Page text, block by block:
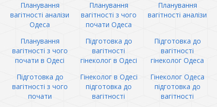
Планування
вагітності аналізи
Одеса
Планування
вагітності з чого
почати Одеса
Планування
вагітності аналізи
Планування
вагітності з чого
почати в Одесі
Підготовка до
вагітності
гінеколог в Одесі
Підготовка до
вагітності
гінеколог Одеса
Підготовка до
вагітності з чого
почати
Гінеколог в Одесі
підготовка до
вагітності
Гінеколог Одеса
підготовка до
вагітності